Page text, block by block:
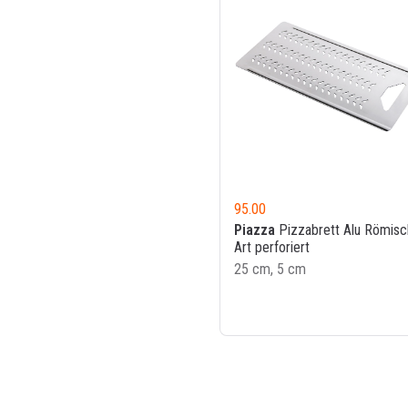
95.00
Piazza Pizzabrett Alu
Art perforiert
25 cm, 5 cm